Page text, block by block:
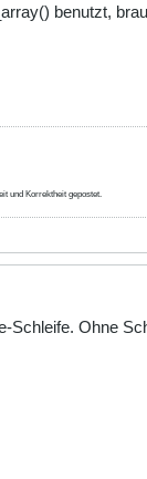
benutzt,
und Korrektheit gepostet.
Schleife. Ohne